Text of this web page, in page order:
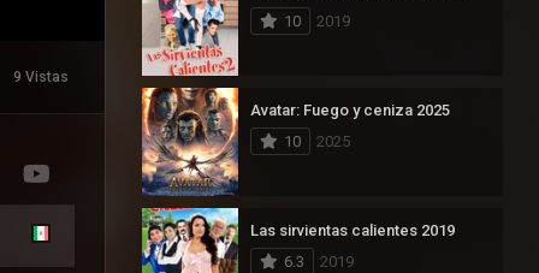
9 Vistas
10
2019
Avatar: Fuego y ceniza 2025
10
2025
Las sirvientas calientes 2019
6.3
2019